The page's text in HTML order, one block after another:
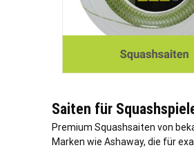
Saiten für
Premium Squashsaiten von
Marken wie Ashaway, die für